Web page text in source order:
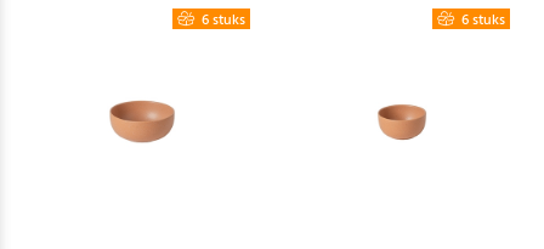
6 stuks 6 stuks